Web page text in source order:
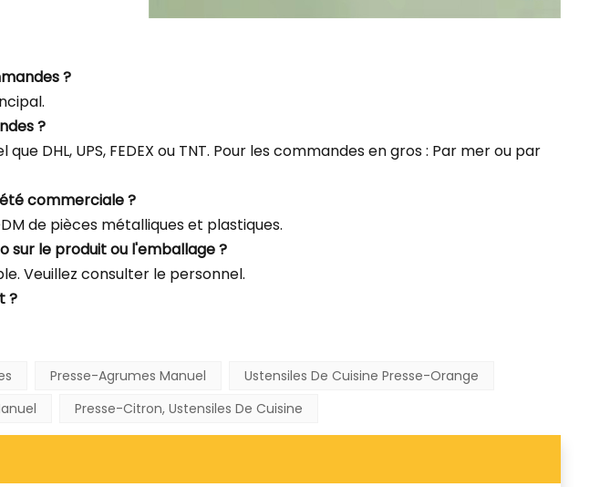
?
?
DHL, UPS, FEDEX ou TNT. Pour les commandes en gros : Par mer ou par
commerciale ?
de pièces métalliques et plastiques.
sur le produit ou l'emballage ?
Veuillez consulter le personnel.
?
Presse-Agrumes Manuel
Ustensiles De Cuisine Presse-Orange
Presse-Citron, Ustensiles De Cuisine